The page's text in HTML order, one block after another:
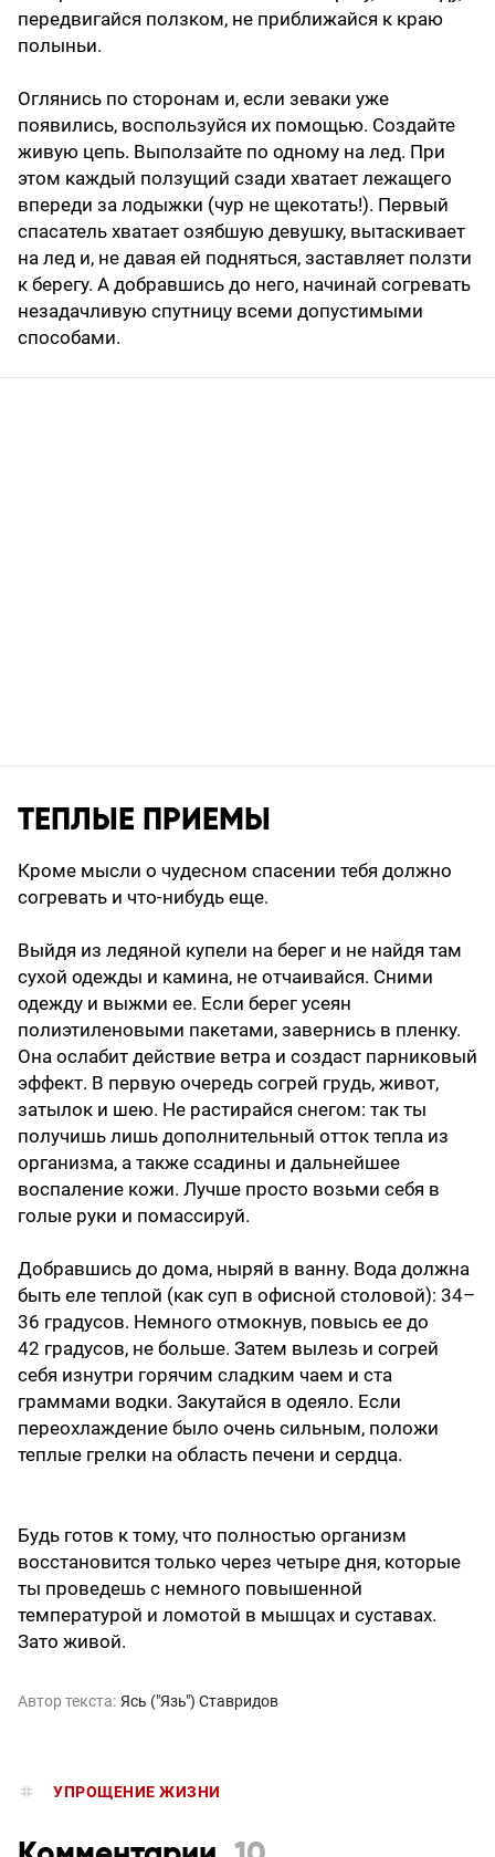
передвигайся ползком, не приближайся к краю
полыньи.
Оглянись по сторонам и, если зеваки уже
появились, воспользуйся их помощью. Создайте
живую цепь. Выползайте по одному на лед. При
этом каждый ползущий сзади хватает лежащего
впереди за лодыжки (чур не щекотать!). Первый
спасатель хватает озябшую девушку, вытаскивает
на лед и, не давая ей подняться, заставляет ползти
к берегу. А добравшись до него, начинай согревать
незадачливую спутницу всеми допустимыми
способами.
ТЕПЛЫЕ ПРИЕМЫ
Кроме мысли о чудесном спасении тебя должно
согревать и что-нибудь еще.
Выйдя из ледяной купели на берег и не найдя там
сухой одежды и камина, не отчаивайся. Сними
одежду и выжми ее. Если берег усеян
полиэтиленовыми пакетами, завернись в пленку.
Она ослабит действие ветра и создаст парниковый
эффект. В первую очередь согрей грудь, живот,
затылок и шею. Не растирайся снегом: так ты
получишь лишь дополнительный отток тепла из
организма, а также ссадины и дальнейшее
воспаление кожи. Лучше просто возьми себя в
голые руки и помассируй.
Добравшись до дома, ныряй в ванну. Вода должна
быть еле теплой (как суп в офисной столовой): 34–
36 градусов. Немного отмокнув, повысь ее до
42 градусов, не больше. Затем вылезь и согрей
себя изнутри горячим сладким чаем и ста
граммами водки. Закутайся в одеяло. Если
переохлаждение было очень сильным, положи
теплые грелки на область печени и сердца.
Будь готов к тому, что полностью организм
восстановится только через четыре дня, которые
ты проведешь с немного повышенной
температурой и ломотой в мышцах и суставах.
Зато живой.
Автор текста: Ясь ("Язь") Ставридов
УПРОЩЕНИЕ ЖИЗНИ